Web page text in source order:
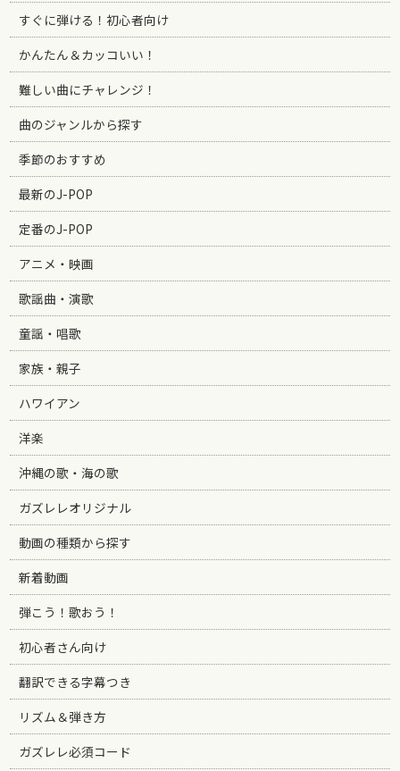
すぐに弾ける！初心者向け
かんたん＆カッコいい！
難しい曲にチャレンジ！
曲のジャンルから探す
季節のおすすめ
最新のJ-POP
定番のJ-POP
アニメ・映画
歌謡曲・演歌
童謡・唱歌
家族・親子
ハワイアン
洋楽
沖縄の歌・海の歌
ガズレレオリジナル
動画の種類から探す
新着動画
弾こう！歌おう！
初心者さん向け
翻訳できる字幕つき
リズム＆弾き方
ガズレレ必須コード